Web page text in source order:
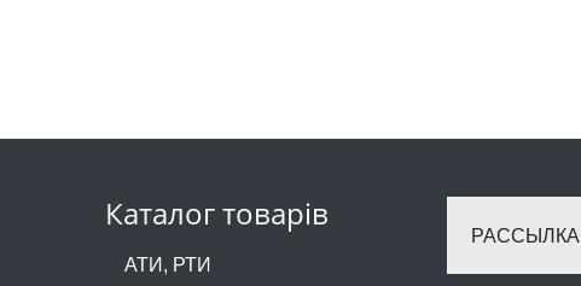
Каталог товарів
АТИ, РТИ
РАССЫЛКА